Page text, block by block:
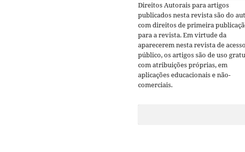
Direitos Autorais para artigos
publicados nesta revista são do
com direitos de primeira
para a revista. Em virtude da
aparecerem nesta revista de acesso
público, os artigos são de uso
com atribuições próprias, em
aplicações educacionais e não-
comerciais.